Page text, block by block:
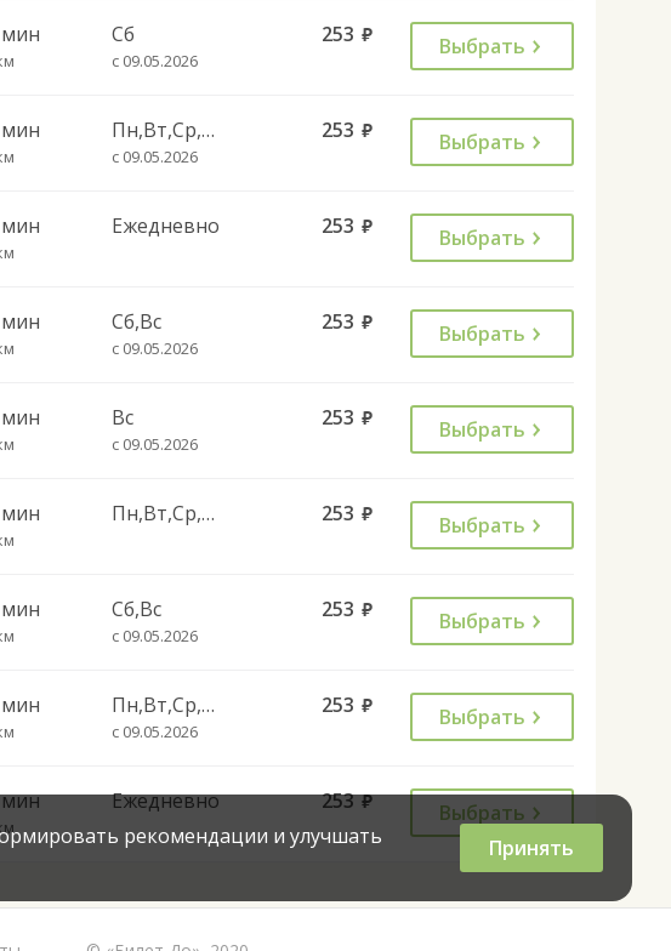
Сб
с 09.05.2026
253 руб. Выбрать
Пн,Вт,Ср,Чт,Пт
с 09.05.2026
253 руб. Выбрать
Ежедневно 253 руб. Выбрать
Сб,Вс
с 09.05.2026
253 руб. Выбрать
Вс
с 09.05.2026
253 руб. Выбрать
Пн,Вт,Ср,Чт,Пт 253 руб. Выбрать
Сб,Вс
с 09.05.2026
253 руб. Выбрать
Пн,Вт,Ср,Чт,Пт
с 09.05.2026
253 руб. Выбрать
Ежедневно 253 руб.
Выбрать
рекомендации и улучшать
Принять